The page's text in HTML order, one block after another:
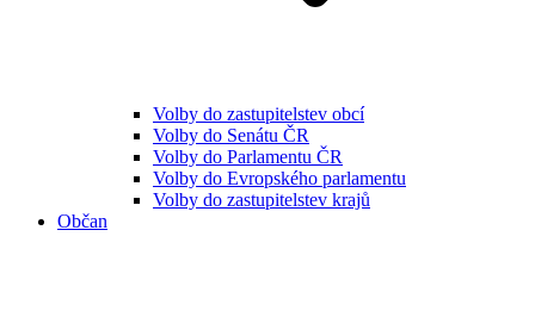
Volby do zastupitelstev obcí
Volby do Senátu ČR
Volby do Parlamentu ČR
Volby do Evropského parlamentu
Volby do zastupitelstev krajů
Občan